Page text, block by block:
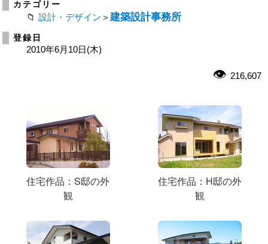
カテゴリー
設計・デザイン ＞ 建築設計事務所
登録日
2010年6月10日(木)
216,607
住宅作品：S邸の外
観
住宅作品：H邸の外
観